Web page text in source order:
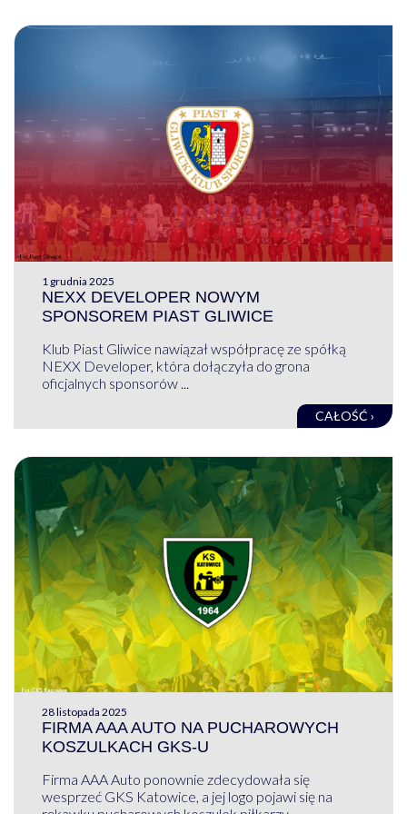
1 grudnia 2025
NEXX DEVELOPER NOWYM
SPONSOREM PIAST GLIWICE
Klub Piast Gliwice nawiązał współpracę ze spółką
NEXX Developer, która dołączyła do grona
oficjalnych sponsorów ...
CAŁOŚĆ ›
28 listopada 2025
FIRMA AAA AUTO NA PUCHAROWYCH
KOSZULKACH GKS-U
Firma AAA Auto ponownie zdecydowała się
wesprzeć GKS Katowice, a jej logo pojawi się na